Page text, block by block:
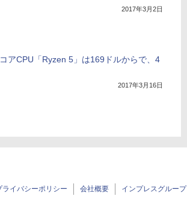
2017年3月2日
アCPU「Ryzen 5」は169ドルからで、4
2017年3月16日
ライバシーポリシー 会社概要 インプレスグループ